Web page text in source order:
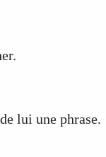
lui une phrase.